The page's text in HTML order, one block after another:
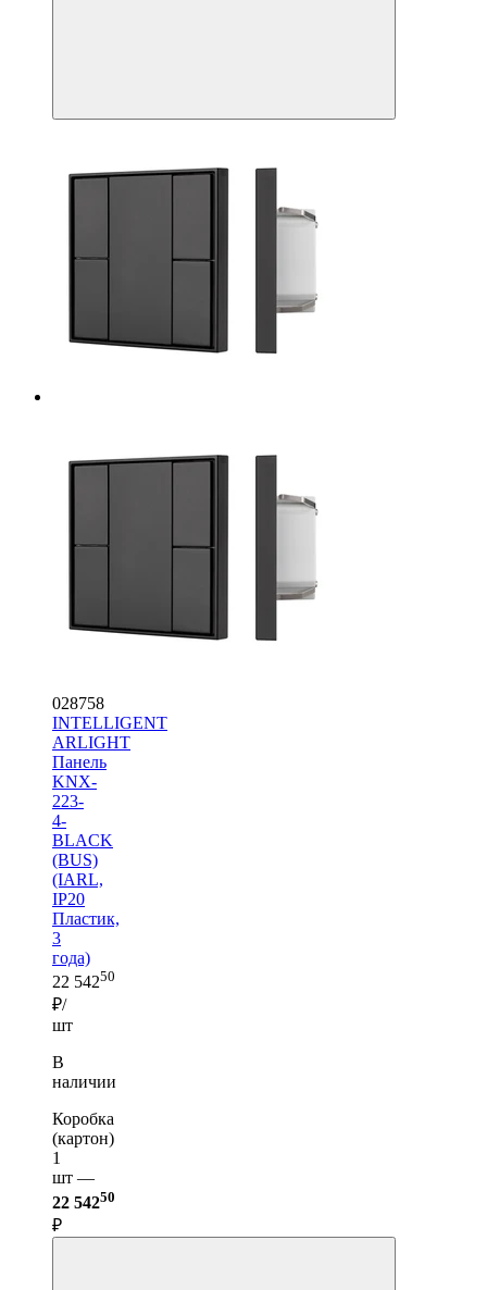
028758
INTELLIGENT
ARLIGHT
Панель
KNX-
223-
4-
BLACK
(BUS)
(IARL,
IP20
Пластик,
3
года)
22 54250
₽/
шт
В
наличии
Коробка
(картон)
1
шт —
22 54250
₽